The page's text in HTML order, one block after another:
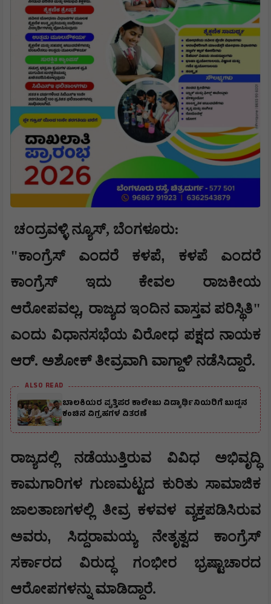
ಚಂದ್ರವಳ್ಳಿ ನ್ಯೂಸ್, ಬೆಂಗಳೂರು:
"ಕಾಂಗ್ರೆಸ್‌ ಎಂದರೆ ಕಳಪೆ, ಕಳಪೆ ಎಂದರೆ
ಕಾಂಗ್ರೆಸ್‌ ಇದು ಕೇವಲ ರಾಜಕೀಯ
ಆರೋಪವಲ್ಲ, ರಾಜ್ಯದ ಇಂದಿನ ವಾಸ್ತವ ಪರಿಸ್ಥಿತಿ"
ಎಂದು ವಿಧಾನಸಭೆಯ ವಿರೋಧ ಪಕ್ಷದ ನಾಯಕ
ಆರ್. ಅಶೋಕ್ ತೀವ್ರವಾಗಿ ವಾಗ್ದಾಳಿ ನಡೆಸಿದ್ದಾರೆ.
ALSO READ
ಬಾಲಕಿಯರ ವೃತ್ತಿಪರ ಕಾಲೇಜು ವಿದ್ಯಾರ್ಥಿನಿಯರಿಗೆ ಬುದ್ದನ
ಕಂಚಿನ ವಿಗ್ರಹಗಳ ವಿತರಣೆ
​ರಾಜ್ಯದಲ್ಲಿ ನಡೆಯುತ್ತಿರುವ ವಿವಿಧ ಅಭಿವೃದ್ಧಿ
ಕಾಮಗಾರಿಗಳ ಗುಣಮಟ್ಟದ ಕುರಿತು ಸಾಮಾಜಿಕ
ಜಾಲತಾಣಗಳಲ್ಲಿ ತೀವ್ರ ಕಳವಳ ವ್ಯಕ್ತಪಡಿಸಿರುವ
ಅವರು, ಸಿದ್ದರಾಮಯ್ಯ ನೇತೃತ್ವದ ಕಾಂಗ್ರೆಸ್
ಸರ್ಕಾರದ ವಿರುದ್ಧ ಗಂಭೀರ ಭ್ರಷ್ಟಾಚಾರದ
ಆರೋಪಗಳನ್ನು ಮಾಡಿದ್ದಾರೆ.